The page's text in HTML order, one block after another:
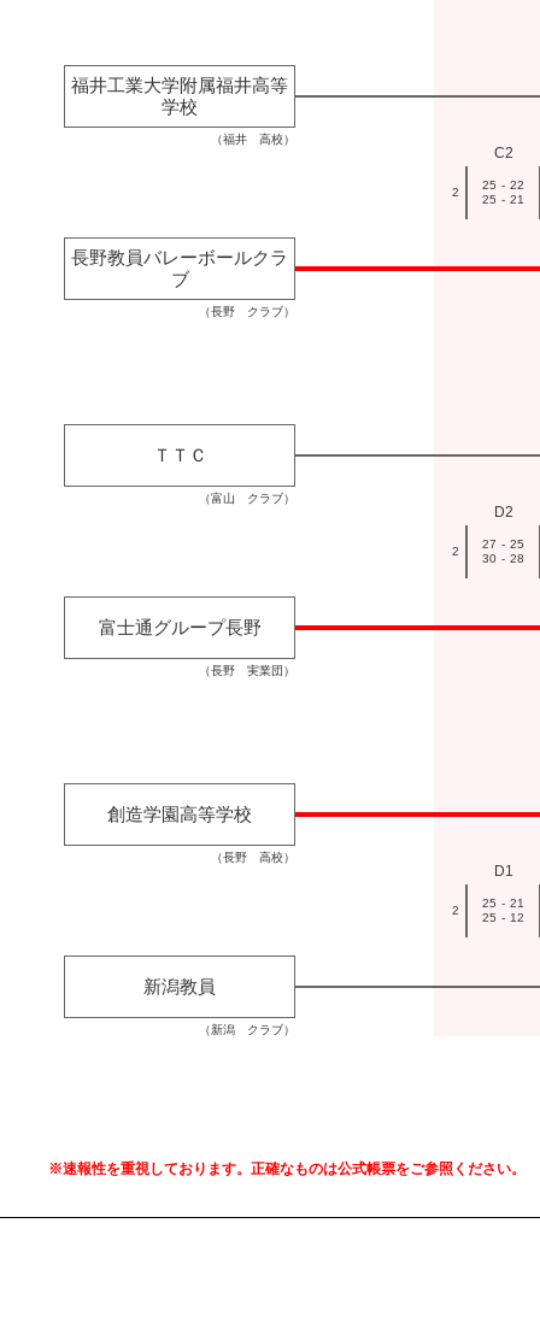
福井工業大学附属福井高等
学校
（福井 高校）
C2
2
25 - 22
25 - 21
長野教員バレーボールクラ
ブ
（長野 クラブ）
ＴＴＣ
（富山 クラブ）
D2
2
27 - 25
30 - 28
富士通グループ長野
（長野 実業団）
創造学園高等学校
（長野 高校）
D1
2
25 - 21
25 - 12
新潟教員
（新潟 クラブ）
※速報性を重視しております。正確なものは公式帳票をご参照ください。